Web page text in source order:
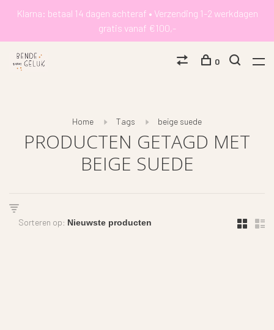
Klarna: betaal 14 dagen achteraf • Verzending 1-2 werkdagen
gratis vanaf €100,-
0
Home Tags beige suede
PRODUCTEN GETAGD MET
BEIGE SUEDE
Sorteren op: